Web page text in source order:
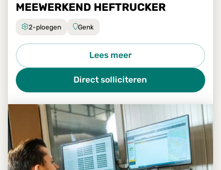
MEEWERKEND HEFTRUCKER
2-ploegen Genk
Lees meer
Direct solliciteren